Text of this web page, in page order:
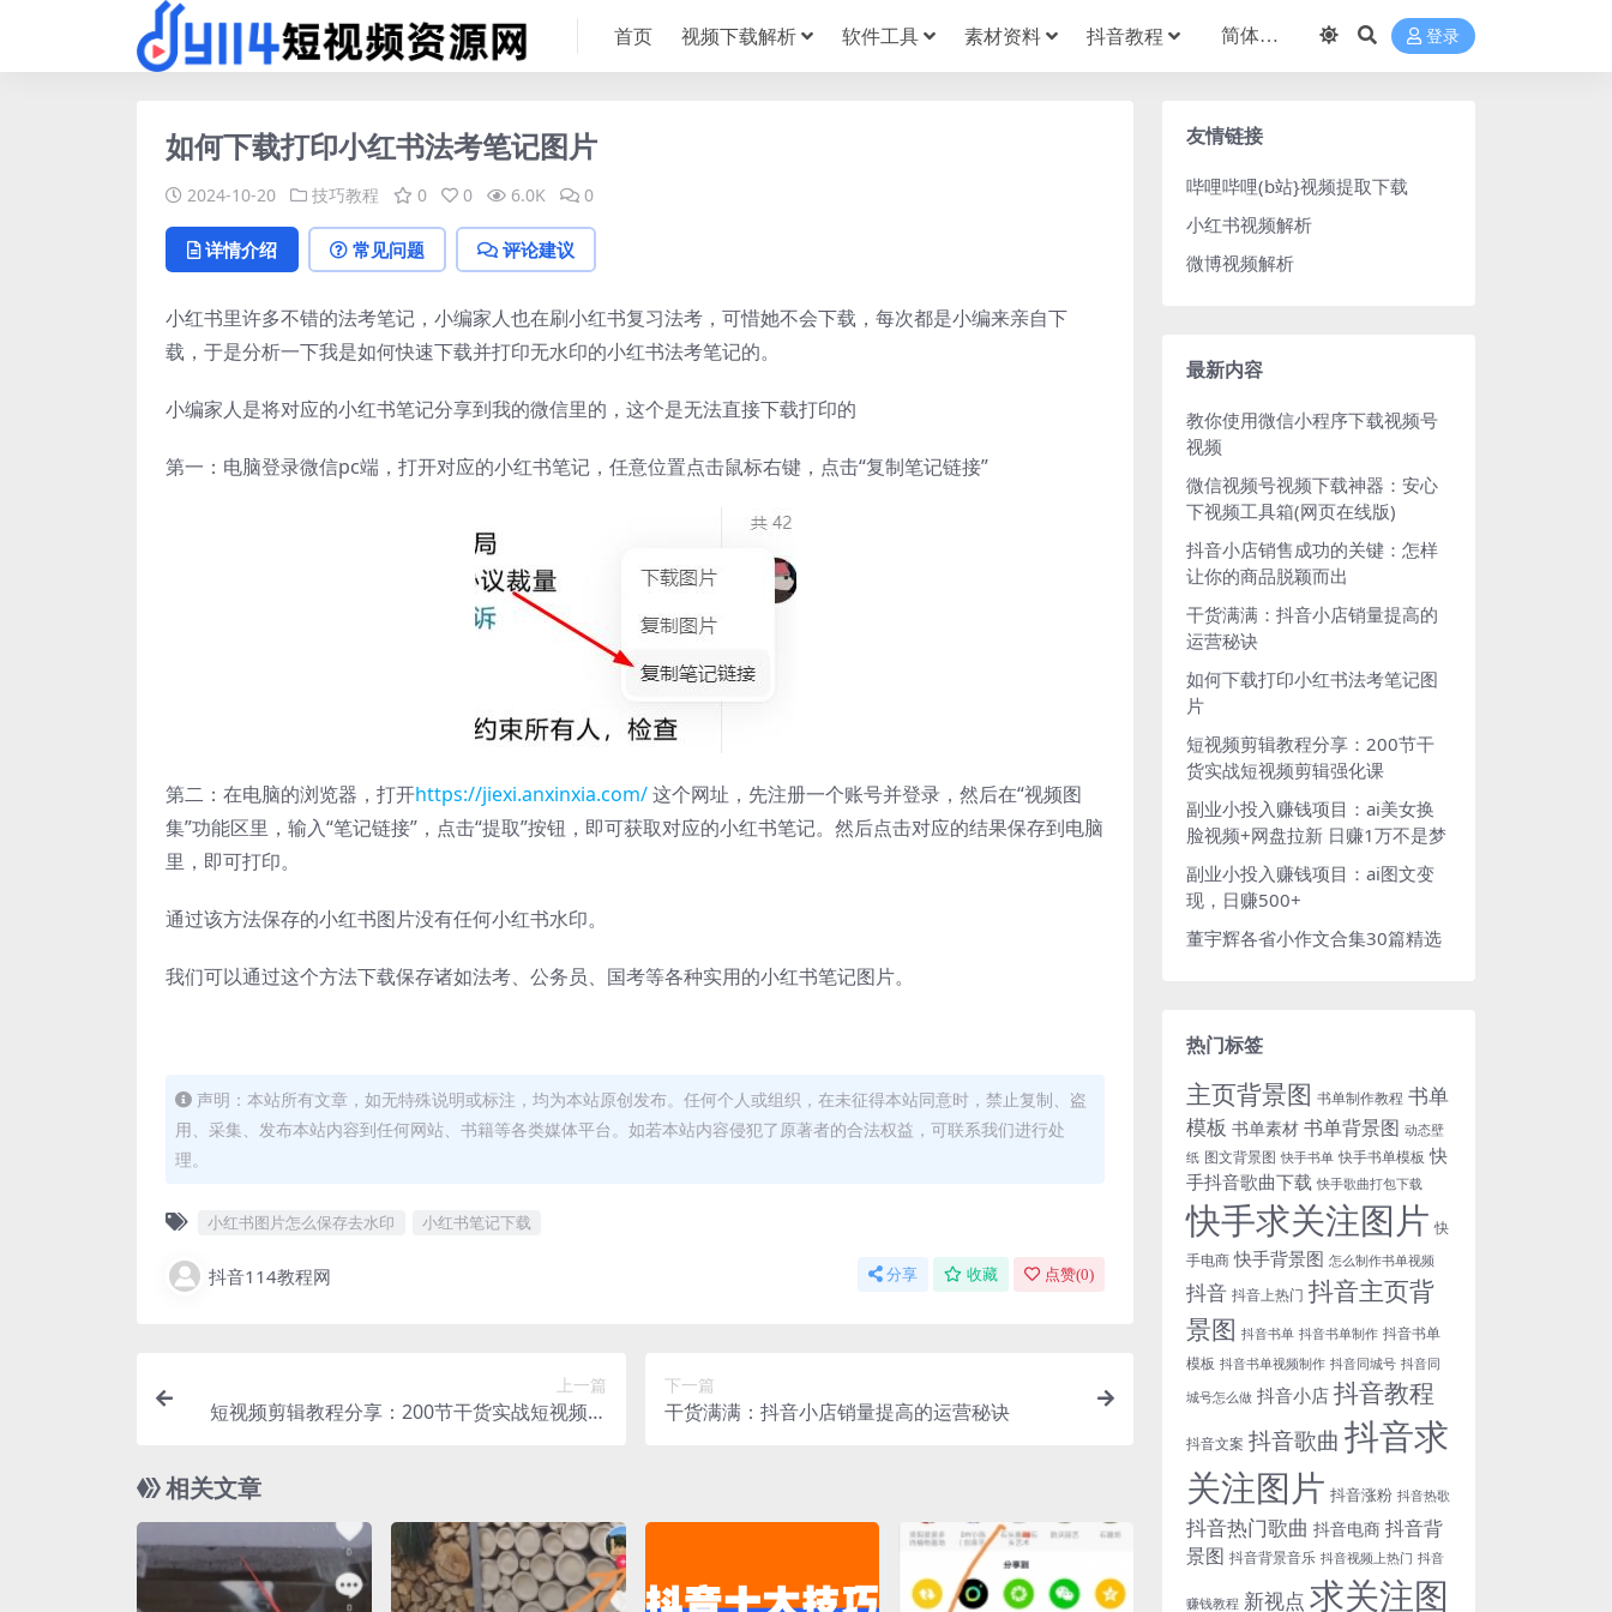
首页 视频下载解析 软件工具 素材资料 抖音教程 登录
如何下载打印小红书法考笔记图片
2024-10-20 技巧教程 0 0 6.0K 0
详情介绍 常见问题 评论建议
小红书里许多不错的法考笔记，小编家人也在刷小红书复习法考，可惜她不会下载，每次都是小编来亲自下
载，于是分析一下我是如何快速下载并打印无水印的小红书法考笔记的。
小编家人是将对应的小红书笔记分享到我的微信里的，这个是无法直接下载打印的
第一：电脑登录微信pc端，打开对应的小红书笔记，任意位置点击鼠标右键，点击“复制笔记链接”
第二：在电脑的浏览器，打开https://jiexi.anxinxia.com/这个网址，先注册一个账号并登录，然后在“视频图
集”功能区里，输入“笔记链接”，点击“提取”按钮，即可获取对应的小红书笔记。然后点击对应的结果保存到电脑
里，即可打印。
通过该方法保存的小红书图片没有任何小红书水印。
我们可以通过这个方法下载保存诸如法考、公务员、国考等各种实用的小红书笔记图片。
声明：本站所有文章，如无特殊说明或标注，均为本站原创发布。任何个人或组织，在未征得本站同意时，禁止复制、盗
用、采集、发布本站内容到任何网站、书籍等各类媒体平台。如若本站内容侵犯了原著者的合法权益，可联系我们进行处
理。
小红书图片怎么保存去水印 小红书笔记下载
抖音114教程网 分享 收藏 点赞(0)
上一篇
短视频剪辑教程分享：200节干货实战短视频剪
下一篇
干货满满：抖音小店销量提高的运营秘诀
相关文章
友情链接
哔哩哔哩(b站}视频提取下载
小红书视频解析
微博视频解析
最新内容
教你使用微信小程序下载视频号
视频
微信视频号视频下载神器：安心
下视频工具箱(网页在线版)
抖音小店销售成功的关键：怎样
让你的商品脱颖而出
干货满满：抖音小店销量提高的
运营秘诀
如何下载打印小红书法考笔记图
片
短视频剪辑教程分享：200节干
货实战短视频剪辑强化课
副业小投入赚钱项目：ai美女换
脸视频+网盘拉新 日赚1万不是梦
副业小投入赚钱项目：ai图文变
现，日赚500+
董宇辉各省小作文合集30篇精选
热门标签
主页背景图 书单制作教程 书单
模板 书单素材 书单背景图 动态壁
纸 图文背景图 快手书单 快手书单模板 快
手抖音歌曲下载 快手歌曲打包下载
快手求关注图片 快
手电商 快手背景图 怎么制作书单视频
抖音 抖音上热门 抖音主页背
景图 抖音书单 抖音书单制作 抖音书单
模板 抖音书单视频制作 抖音同城号 抖音同
城号怎么做 抖音小店 抖音教程
抖音文案 抖音歌曲 抖音求
关注图片 抖音涨粉 抖音热歌
抖音热门歌曲 抖音电商 抖音背
景图 抖音背景音乐 抖音视频上热门 抖音
赚钱教程 新视点 求关注图